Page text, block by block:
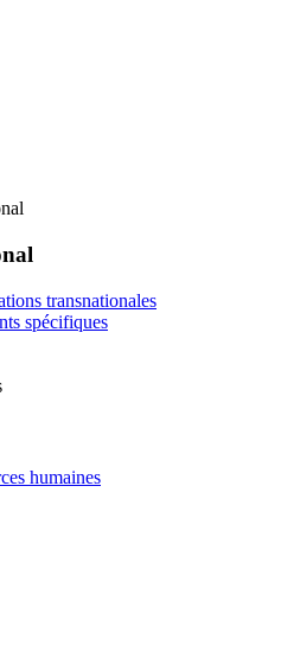
transnationales
spécifiques
humaines